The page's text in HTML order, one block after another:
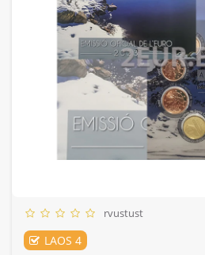
rvustust
LAOS 4